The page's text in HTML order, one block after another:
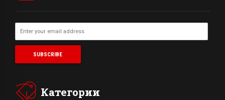
Категории